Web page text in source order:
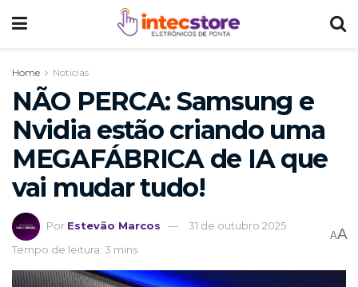
Home Noticias
NÃO PERCA: Samsung e
Nvidia estão criando uma
MEGAFÁBRICA de IA que
vai mudar tudo!
Por Estevão Marcos
31 de outubro 2025
Tempo de leitura: 3 mins
AA